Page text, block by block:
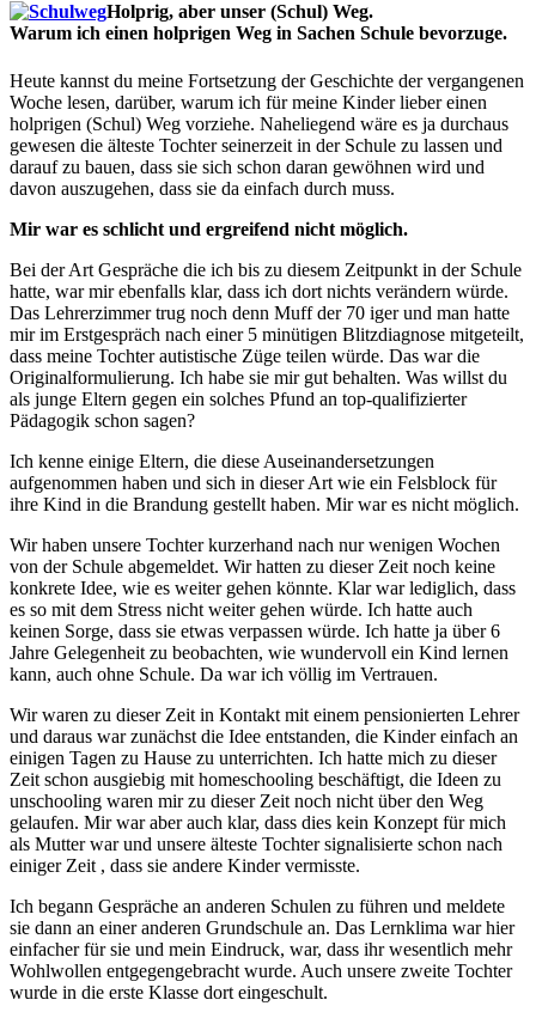
Holprig, aber unser (Schul) Weg.
Warum ich einen holprigen Weg in Sachen Schule bevorzuge.
Heute kannst du meine Fortsetzung der Geschichte der vergangenen
Woche lesen, darüber, warum ich für meine Kinder lieber einen
holprigen (Schul) Weg vorziehe. Naheliegend wäre es ja durchaus
gewesen die älteste Tochter seinerzeit in der Schule zu lassen und
darauf zu bauen, dass sie sich schon daran gewöhnen wird und
davon auszugehen, dass sie da einfach durch muss.
Mir war es schlicht und ergreifend nicht möglich.
Bei der Art Gespräche die ich bis zu diesem Zeitpunkt in der Schule
hatte, war mir ebenfalls klar, dass ich dort nichts verändern würde.
Das Lehrerzimmer trug noch denn Muff der 70 iger und man hatte
mir im Erstgespräch nach einer 5 minütigen Blitzdiagnose mitgeteilt,
dass meine Tochter autistische Züge teilen würde. Das war die
Originalformulierung. Ich habe sie mir gut behalten. Was willst du
als junge Eltern gegen ein solches Pfund an top-qualifizierter
Pädagogik schon sagen?
Ich kenne einige Eltern, die diese Auseinandersetzungen
aufgenommen haben und sich in dieser Art wie ein Felsblock für
ihre Kind in die Brandung gestellt haben. Mir war es nicht möglich.
Wir haben unsere Tochter kurzerhand nach nur wenigen Wochen
von der Schule abgemeldet. Wir hatten zu dieser Zeit noch keine
konkrete Idee, wie es weiter gehen könnte. Klar war lediglich, dass
es so mit dem Stress nicht weiter gehen würde. Ich hatte auch
keinen Sorge, dass sie etwas verpassen würde. Ich hatte ja über 6
Jahre Gelegenheit zu beobachten, wie wundervoll ein Kind lernen
kann, auch ohne Schule. Da war ich völlig im Vertrauen.
Wir waren zu dieser Zeit in Kontakt mit einem pensionierten Lehrer
und daraus war zunächst die Idee entstanden, die Kinder einfach an
einigen Tagen zu Hause zu unterrichten. Ich hatte mich zu dieser
Zeit schon ausgiebig mit homeschooling beschäftigt, die Ideen zu
unschooling waren mir zu dieser Zeit noch nicht über den Weg
gelaufen. Mir war aber auch klar, dass dies kein Konzept für mich
als Mutter war und unsere älteste Tochter signalisierte schon nach
einiger Zeit , dass sie andere Kinder vermisste.
Ich begann Gespräche an anderen Schulen zu führen und meldete
sie dann an einer anderen Grundschule an. Das Lernklima war hier
einfacher für sie und mein Eindruck, war, dass ihr wesentlich mehr
Wohlwollen entgegengebracht wurde. Auch unsere zweite Tochter
wurde in die erste Klasse dort eingeschult.